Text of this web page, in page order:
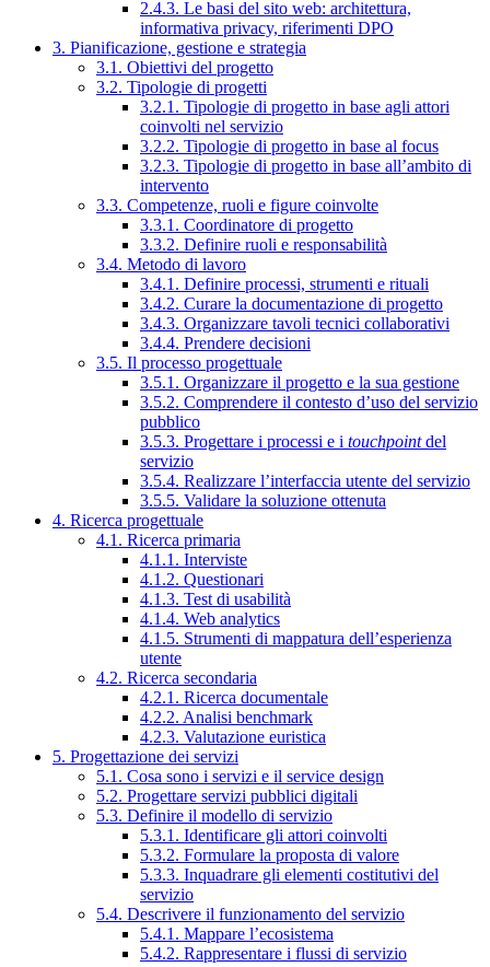
2.4.3. Le basi del sito web: architettura,
informativa privacy, riferimenti DPO
3. Pianificazione, gestione e strategia
3.1. Obiettivi del progetto
3.2. Tipologie di progetti
3.2.1. Tipologie di progetto in base agli attori
coinvolti nel servizio
3.2.2. Tipologie di progetto in base al focus
3.2.3. Tipologie di progetto in base all’ambito di
intervento
3.3. Competenze, ruoli e figure coinvolte
3.3.1. Coordinatore di progetto
3.3.2. Definire ruoli e responsabilità
3.4. Metodo di lavoro
3.4.1. Definire processi, strumenti e rituali
3.4.2. Curare la documentazione di progetto
3.4.3. Organizzare tavoli tecnici collaborativi
3.4.4. Prendere decisioni
3.5. Il processo progettuale
3.5.1. Organizzare il progetto e la sua gestione
3.5.2. Comprendere il contesto d’uso del servizio
pubblico
3.5.3. Progettare i processi e i touchpointdel
servizio
3.5.4. Realizzare l’interfaccia utente del servizio
3.5.5. Validare la soluzione ottenuta
4. Ricerca progettuale
4.1. Ricerca primaria
4.1.1. Interviste
4.1.2. Questionari
4.1.3. Test di usabilità
4.1.4. Web analytics
4.1.5. Strumenti di mappatura dell’esperienza
utente
4.2. Ricerca secondaria
4.2.1. Ricerca documentale
4.2.2. Analisi benchmark
4.2.3. Valutazione euristica
5. Progettazione dei servizi
5.1. Cosa sono i servizi e il service design
5.2. Progettare servizi pubblici digitali
5.3. Definire il modello di servizio
5.3.1. Identificare gli attori coinvolti
5.3.2. Formulare la proposta di valore
5.3.3. Inquadrare gli elementi costitutivi del
servizio
5.4. Descrivere il funzionamento del servizio
5.4.1. Mappare l’ecosistema
5.4.2. Rappresentare i flussi di servizio